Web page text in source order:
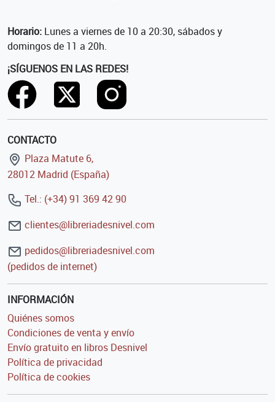
Horario: Lunes a viernes de 10 a 20:30, sábados y
domingos de 11 a 20h.
¡SÍGUENOS EN LAS REDES!
CONTACTO
Plaza Matute 6,
28012 Madrid (España)
Tel.: (+34) 91 369 42 90
clientes@libreriadesnivel.com
pedidos@libreriadesnivel.com
(pedidos de internet)
INFORMACIÓN
Quiénes somos
Condiciones de venta y envío
Envío gratuito en libros Desnivel
Política de privacidad
Política de cookies